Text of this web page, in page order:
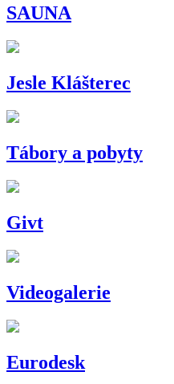
SAUNA
Jesle Klášterec
Tábory a pobyty
Givt
Videogalerie
Eurodesk